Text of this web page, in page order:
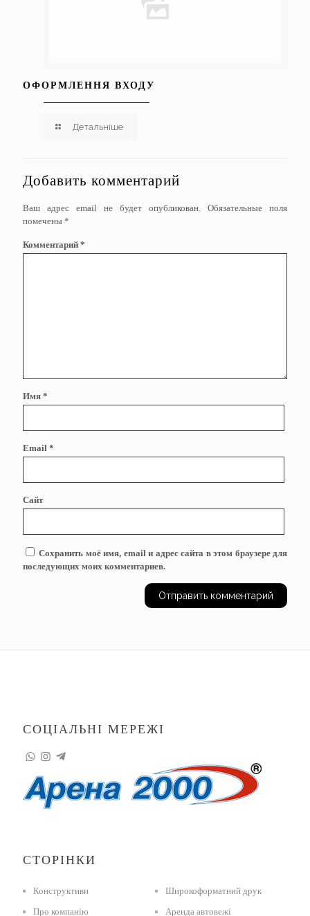
ОФОРМЛЕННЯ ВХОДУ
Детальніше
Добавить комментарий
Ваш адрес email не будет опубликован.
Обязательные поля
помечены *
Комментарий *
Имя *
Email *
Сайт
Сохранить моё имя, email и адрес сайта в этом браузере для
последующих моих комментариев.
СОЦІАЛЬНІ МЕРЕЖІ
СТОРІНКИ
Конструктиви
Про компанію
Широкоформатний друк
Аренда автовежі